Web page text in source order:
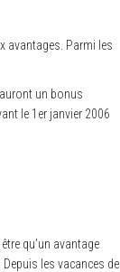
avantages. Parmi les
auront un bonus
le 1er janvier 2006
qu’un avantage
les vacances de